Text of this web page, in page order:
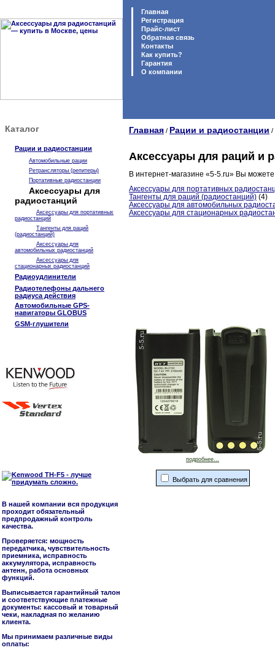
Главная
Регистрация
Прайс-лист
Обратная связь
Контакты
Как купить?
Гарантия
O компании
Каталог
Рации и радиостанции
Автомобильные рации
Ретрансляторы (репитеры)
Портативные радиостанции
Аксессуары для
радиостанций
Аксессуары для портативных
радиостанций
Тангенты для раций
(радиостанций)
Аксессуары для
автомобильных радиостанций
Аксессуары для
стационарных радиостанций
Радиоудлинители
Радиотелефоны дальнего
радиуса действия
Автомобильные GPS-
навигаторы GLOBUS
GSM-глушители
В нашей компании вся продукция
проходит обязательный
предпродажный контроль
качества.
Проверяется: мощность
передатчика, чувствительность
приемника, исправность
аккумулятора, исправность
антенн, работа основных
функций.
Выписывается гарантийный талон
и соответствующие платежные
документы: кассовый и товарный
чеки, накладная по желанию
клиента.
Мы принимаем различные виды
оплаты:
Главная / Рации и радиостанции /
Аксессуары для раций и
В интернет-магазине «5-5.ru» Вы
Аксессуары для портативных
Тангенты для раций (радиостанций) (4)
Аксессуары для автомобильных
Аксессуары для стационарных
подробнее...
Выбрать для сравнения